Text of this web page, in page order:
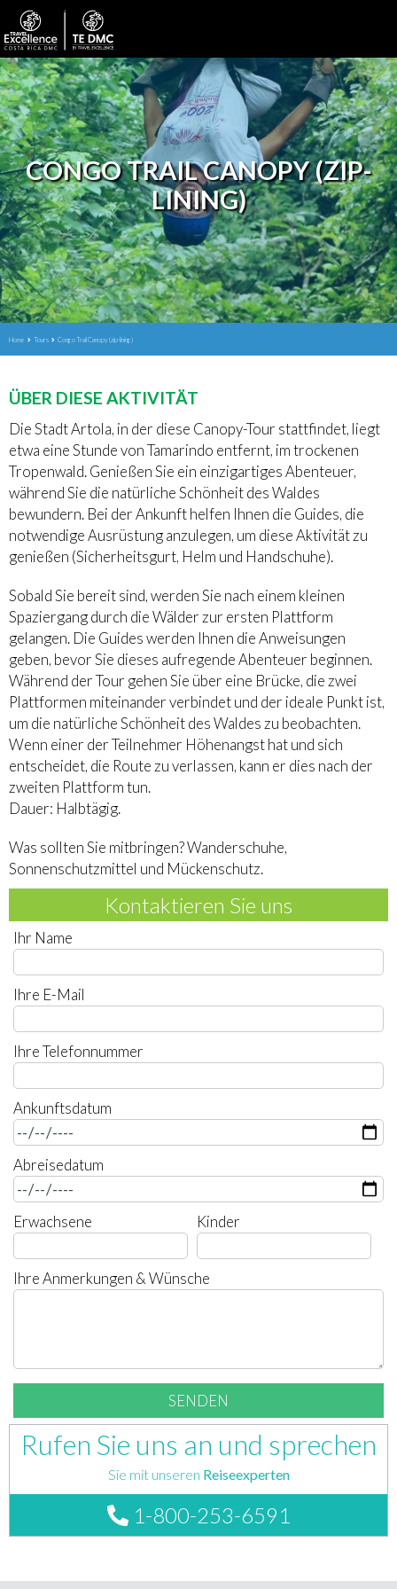
CONGO TRAIL CANOPY (ZIP-
LINING)
Home Tours Congo Trail Canopy (zip-lining)
ÜBER DIESE AKTIVITÄT
Die Stadt Artola, in der diese Canopy-Tour stattfindet, liegt
etwa eine Stunde von Tamarindo entfernt, im trockenen
Tropenwald. Genießen Sie ein einzigartiges Abenteuer,
während Sie die natürliche Schönheit des Waldes
bewundern. Bei der Ankunft helfen Ihnen die Guides, die
notwendige Ausrüstung anzulegen, um diese Aktivität zu
genießen (Sicherheitsgurt, Helm und Handschuhe).
Sobald Sie bereit sind, werden Sie nach einem kleinen
Spaziergang durch die Wälder zur ersten Plattform
gelangen. Die Guides werden Ihnen die Anweisungen
geben, bevor Sie dieses aufregende Abenteuer beginnen.
Während der Tour gehen Sie über eine Brücke, die zwei
Plattformen miteinander verbindet und der ideale Punkt ist,
um die natürliche Schönheit des Waldes zu beobachten.
Wenn einer der Teilnehmer Höhenangst hat und sich
entscheidet, die Route zu verlassen, kann er dies nach der
zweiten Plattform tun.
Dauer: Halbtägig.
Was sollten Sie mitbringen? Wanderschuhe,
Sonnenschutzmittel und Mückenschutz.
Kontaktieren Sie uns
Ihr Name
Ihre E-Mail
Ihre Telefonnummer
Ankunftsdatum
Abreisedatum
Erwachsene Kinder
Ihre Anmerkungen & Wünsche
Rufen Sie uns an und sprechen
Sie mit unseren Reiseexperten
1-800-253-6591